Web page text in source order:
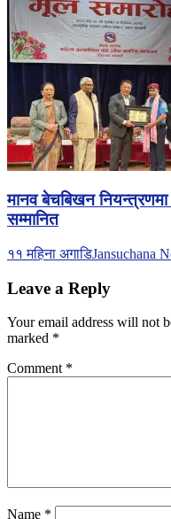
मानव बेचबिखन नियन्त्रणमा
सम्मानित
११ महिना अगाडिJansuchana
Leave a Reply
Your email address will not
marked *
Comment *
Name *